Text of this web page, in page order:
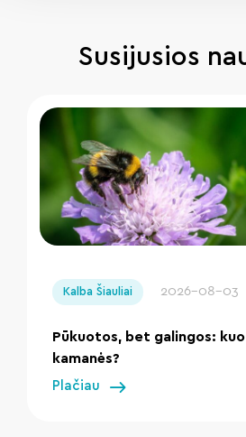
Susijusios
Kalba Šiauliai 2026-08-03
Pūkuotos, bet galingos:
kamanės?
Plačiau